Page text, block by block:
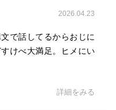
2026.04.23
で話してるからおじに
けべ大満足。ヒメにい
詳細をみる